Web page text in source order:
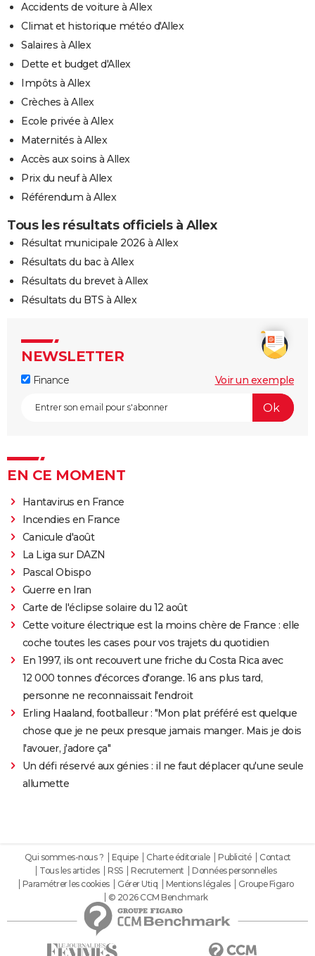
Accidents de voiture à Allex
Climat et historique météo d'Allex
Salaires à Allex
Dette et budget d'Allex
Impôts à Allex
Crèches à Allex
Ecole privée à Allex
Maternités à Allex
Accès aux soins à Allex
Prix du neuf à Allex
Référendum à Allex
Tous les résultats officiels à Allex
Résultat municipale 2026 à Allex
Résultats du bac à Allex
Résultats du brevet à Allex
Résultats du BTS à Allex
NEWSLETTER
Finance Voir un exemple
EN CE MOMENT
Hantavirus en France
Incendies en France
Canicule d'août
La Liga sur DAZN
Pascal Obispo
Guerre en Iran
Carte de l'éclipse solaire du 12 août
Cette voiture électrique est la moins chère de France : elle
coche toutes les cases pour vos trajets du quotidien
En 1997, ils ont recouvert une friche du Costa Rica avec
12 000 tonnes d'écorces d'orange. 16 ans plus tard,
personne ne reconnaissait l'endroit
Erling Haaland, footballeur : "Mon plat préféré est quelque
chose que je ne peux presque jamais manger. Mais je dois
l'avouer, j'adore ça"
Un défi réservé aux génies : il ne faut déplacer qu'une seule
allumette
Qui sommes-nous ? Equipe Charte éditoriale Publicité
Contact
Tous les articles
RSS Recrutement
Données personnelles
Paramétrer les cookies
Gérer Utiq Mentions légales
Groupe Figaro
© 2026 CCM Benchmark